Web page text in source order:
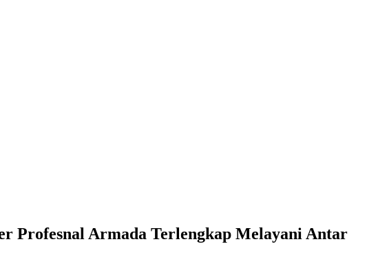
Profesnal Armada Terlengkap Melayani Antar